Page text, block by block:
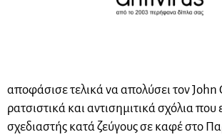
αποφάσισε τελικά να απολύσει τον
ρατσιστικά και αντισημιτικά σχόλια
σχεδιαστής κατά ζεύγους σε καφέ στο